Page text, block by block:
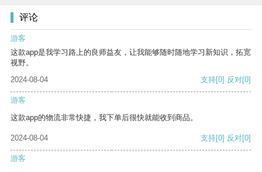
评论
游客
这款app是我学习路上的良师益友，让我能够随时随地学习新知识，拓宽
视野。
2024-08-04
支持[0] 反对[0]
游客
这款app的物流非常快捷，我下单后很快就能收到商品。
2024-08-04 支持[0] 反对[0]
游客